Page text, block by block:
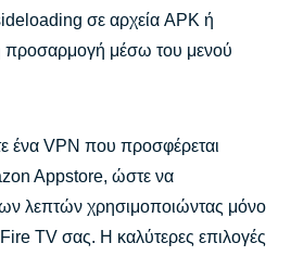
σε αρχεία APK ή
προσαρμογή μέσω του μενού
ένα VPN που προσφέρεται
Appstore, ώστε να
λεπτών χρησιμοποιώντας μόνο
Fire TV σας. Η καλύτερες επιλογές